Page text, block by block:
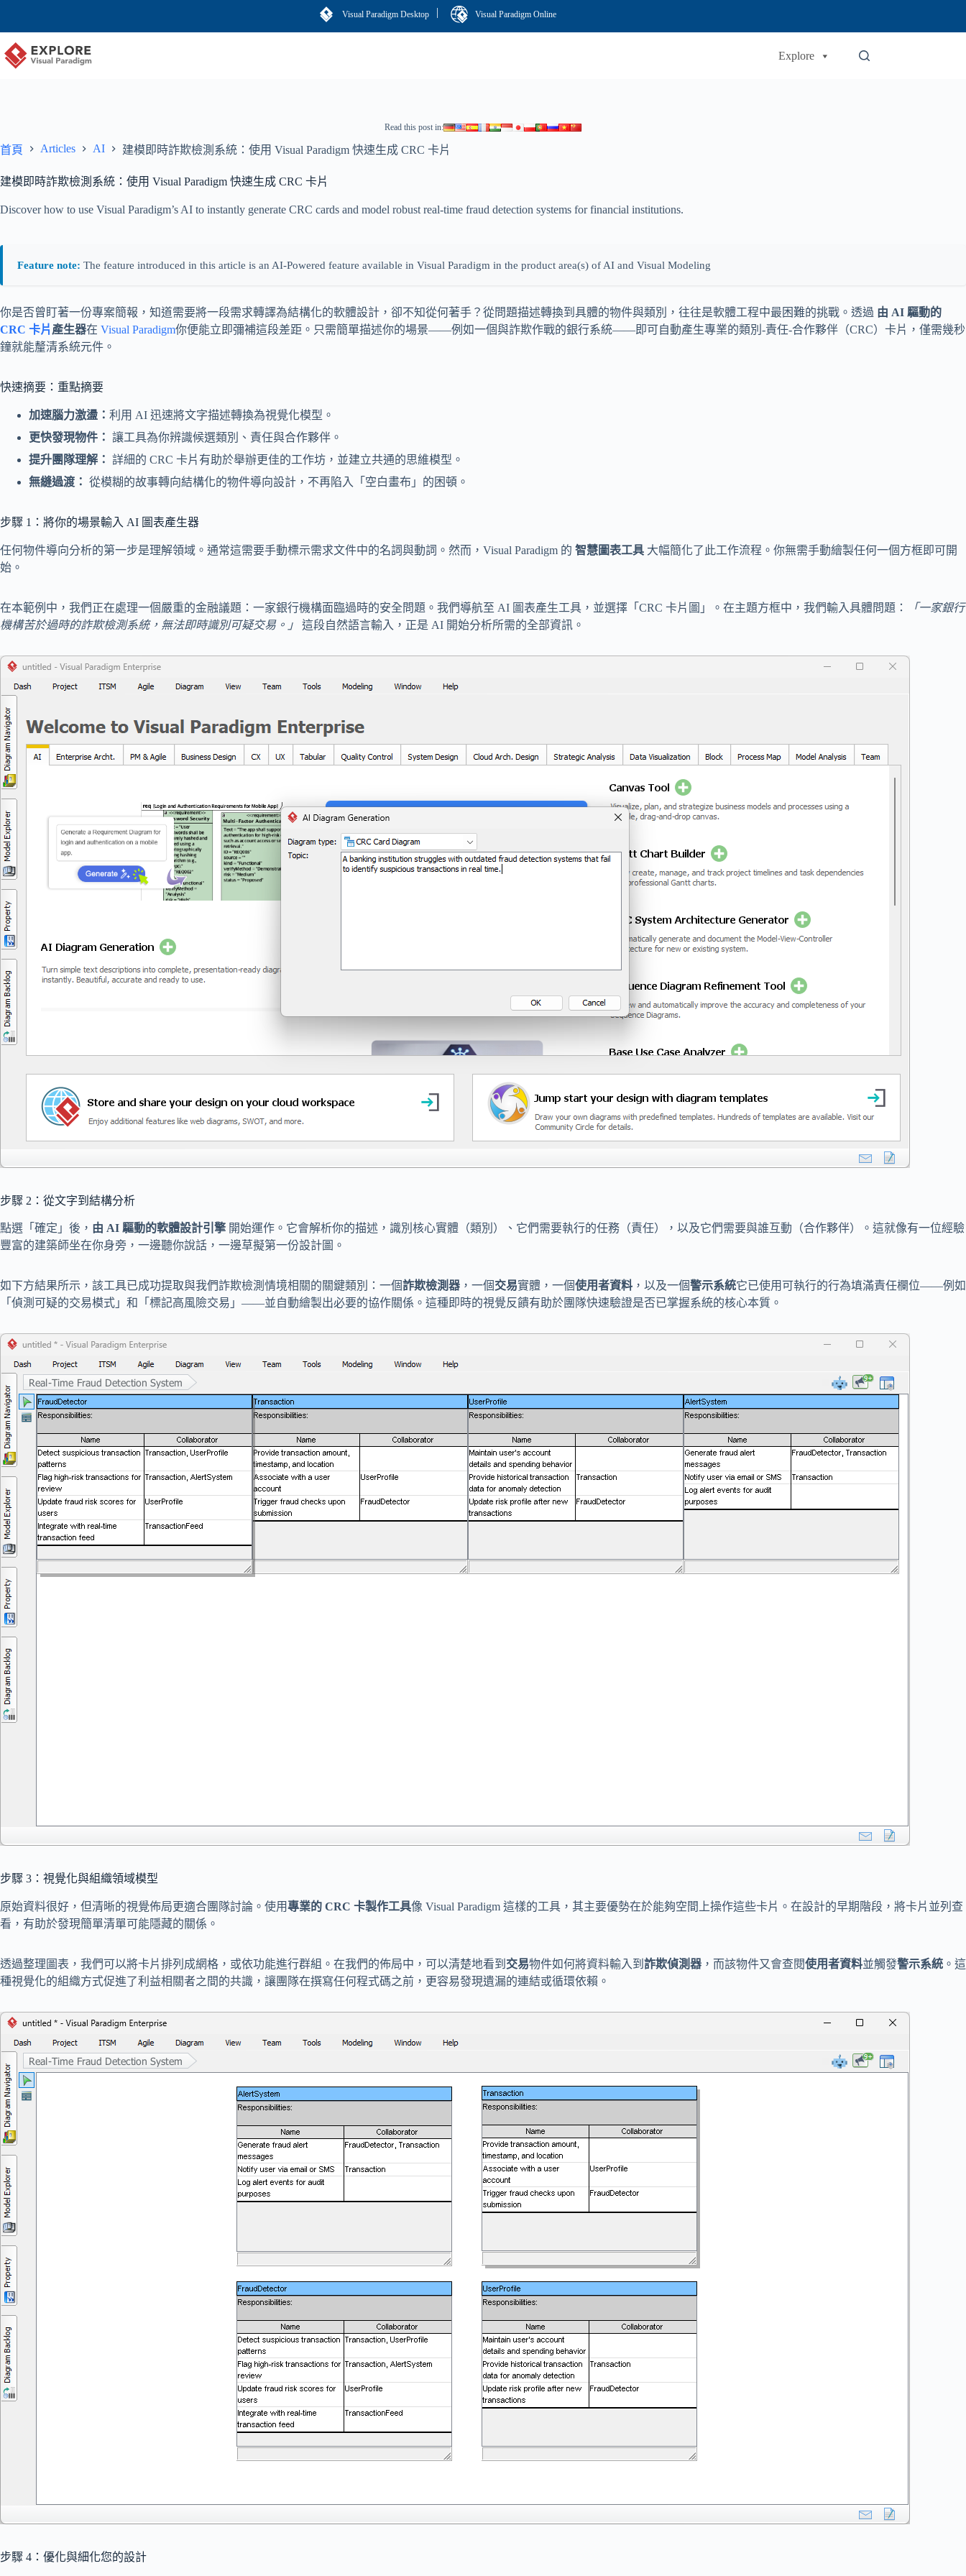
Visual Paradigm Desktop | Visual Paradigm Online
Explore
Read this post in:
首頁 Articles AI 建模即時詐欺檢測系統：使用 Visual Paradigm 快速生成 CRC 卡片
建模即時詐欺檢測系統：使用 Visual Paradigm 快速生成 CRC 卡片
Discover how to use Visual Paradigm’s AI to instantly generate CRC cards and model robust real-time fraud detection systems for financial institutions.
Feature note: The feature introduced in this article is an AI-Powered feature available in Visual Paradigm in the product area(s) of AI and Visual Modeling
你是否曾盯著一份專案簡報，知道需要將一段需求轉譯為結構化的軟體設計，卻不知從何著手？從問題描述轉換到具體的物件與類別，往往是軟體工程中最困難的挑戰。透過 由 AI 驅動的
CRC 卡片 產生器在 Visual Paradigm你便能立即彌補這段差距。只需簡單描述你的場景——例如一個與詐欺作戰的銀行系統——即可自動產生專業的類別-責任-合作夥伴（CRC）卡片，僅需幾秒
鐘就能釐清系統元件。
快速摘要：重點摘要
加速腦力激盪： 利用 AI 迅速將文字描述轉換為視覺化模型。
更快發現物件： 讓工具為你辨識候選類別、責任與合作夥伴。
提升團隊理解： 詳細的 CRC 卡片有助於舉辦更佳的工作坊，並建立共通的思維模型。
無縫過渡： 從模糊的故事轉向結構化的物件導向設計，不再陷入「空白畫布」的困頓。
步驟 1：將你的場景輸入 AI 圖表產生器
任何物件導向分析的第一步是理解領域。通常這需要手動標示需求文件中的名詞與動詞。然而，Visual Paradigm 的 智慧圖表工具 大幅簡化了此工作流程。你無需手動繪製任何一個方框即可開
始。
在本範例中，我們正在處理一個嚴重的金融議題：一家銀行機構面臨過時的安全問題。我們導航至 AI 圖表產生工具，並選擇「CRC 卡片圖」。在主題方框中，我們輸入具體問題：
「一家銀行
機構苦於過時的詐欺檢測系統，無法即時識別可疑交易。」
這段自然語言輸入，正是 AI 開始分析所需的全部資訊。
步驟 2：從文字到結構分析
點選「確定」後， 由 AI 驅動的軟體設計引擎 開始運作。它會解析你的描述，識別核心實體（類別）、它們需要執行的任務（責任），以及它們需要與誰互動（合作夥伴）。這就像有一位經驗
豐富的建築師坐在你身旁，一邊聽你說話，一邊草擬第一份設計圖。
如下方結果所示，該工具已成功提取與我們詐欺檢測情境相關的關鍵類別：一個詐欺檢測器 ，一個交易實體，一個使用者資料 ，以及一個警示系統它已使用可執行的行為填滿責任欄位——例如
「偵測可疑的交易模式」和「標記高風險交易」——並自動繪製出必要的協作關係。這種即時的視覺反饋有助於團隊快速驗證是否已掌握系統的核心本質。
步驟 3：視覺化與組織領域模型
原始資料很好，但清晰的視覺佈局更適合團隊討論。使用專業的 CRC 卡製作工具像 Visual Paradigm 這樣的工具，其主要優勢在於能夠空間上操作這些卡片。在設計的早期階段，將卡片並列查
看，有助於發現簡單清單可能隱藏的關係。
透過整理圖表，我們可以將卡片排列成網格，或依功能進行群組。在我們的佈局中，可以清楚地看到 交易物件如何將資料輸入到 詐欺偵測器 ，而該物件又會查閱使用者資料並觸發警示系統 。這
種視覺化的組織方式促進了利益相關者之間的共識，讓團隊在撰寫任何程式碼之前，更容易發現遺漏的連結或循環依賴。
步驟 4：優化與細化您的設計